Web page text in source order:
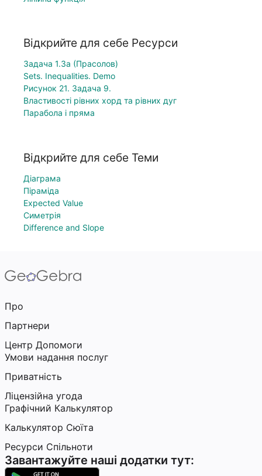
Відкрийте для себе Ресурси
Задача 1.3а (Прасолов)
Sets. Inequalities. Demo
Рисунок 21. Задача 9.
Властивості рівних хорд та рівних дуг
Парабола і пряма
Відкрийте для себе Теми
Діаграма
Піраміда
Expected Value
Симетрія
Difference and Slope
Про
Партнери
Центр Допомоги
Умови надання послуг
Приватність
Ліцензійна угода
Графічний Калькулятор
Калькулятор Сюїта
Ресурси Спільноти
Завантажуйте наші додатки тут: